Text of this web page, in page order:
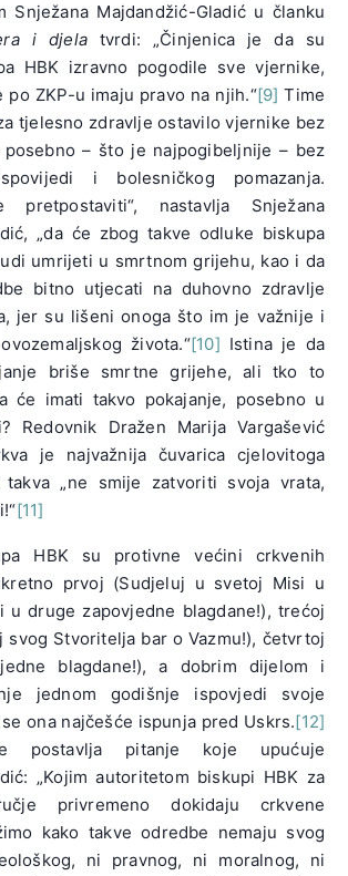
Snježana Majdandžić-Gladić u članku
i djelatvrdi: „Činjenica je da su
HBK izravno pogodile sve vjernike,
po ZKP-u imaju pravo na njih.“[9] Time
tjelesno zdravlje ostavilo vjernike bez
posebno – što je najpogibeljnije – bez
i bolesničkog pomazanja.
pretpostaviti“, nastavlja Snježana
„da će zbog takve odluke biskupa
umrijeti u smrtnom grijehu, kao i da
bitno utjecati na duhovno zdravlje
jer su lišeni onoga što im je važnije i
života.“[10] Istina je da
briše smrtne grijehe, ali tko to
će imati takvo pokajanje, posebno u
Redovnik Dražen Marija Vargašević
je najvažnija čuvarica cjelovitoga
takva „ne smije zatvoriti svoja vrata,
[11]
HBK su protivne većini crkvenih
prvoj (Sudjeluj u svetoj Misi u
u druge zapovjedne blagdane!), trećoj
svog Stvoritelja bar o Vazmu!), četvrtoj
blagdane!), a dobrim dijelom i
jednom godišnje ispovjedi svoje
ona najčešće ispunja pred Uskrs.[12]
postavlja pitanje koje upućuje
„Kojim autoritetom biskupi HBK za
privremeno dokidaju crkvene
kako takve odredbe nemaju svog
ni pravnog, ni moralnog, ni